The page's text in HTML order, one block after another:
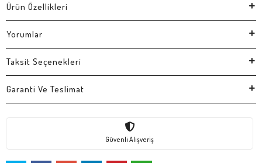
Ürün Özellikleri
Yorumlar
Taksit Seçenekleri
Garanti Ve Teslimat
Güvenli Alışveriş